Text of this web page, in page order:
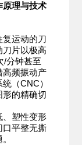
原理与技术
运动的刀
刀片以极高
/分钟甚至
高频振动产
（CNC）
形的精确切
塑性变形
口平整无撕